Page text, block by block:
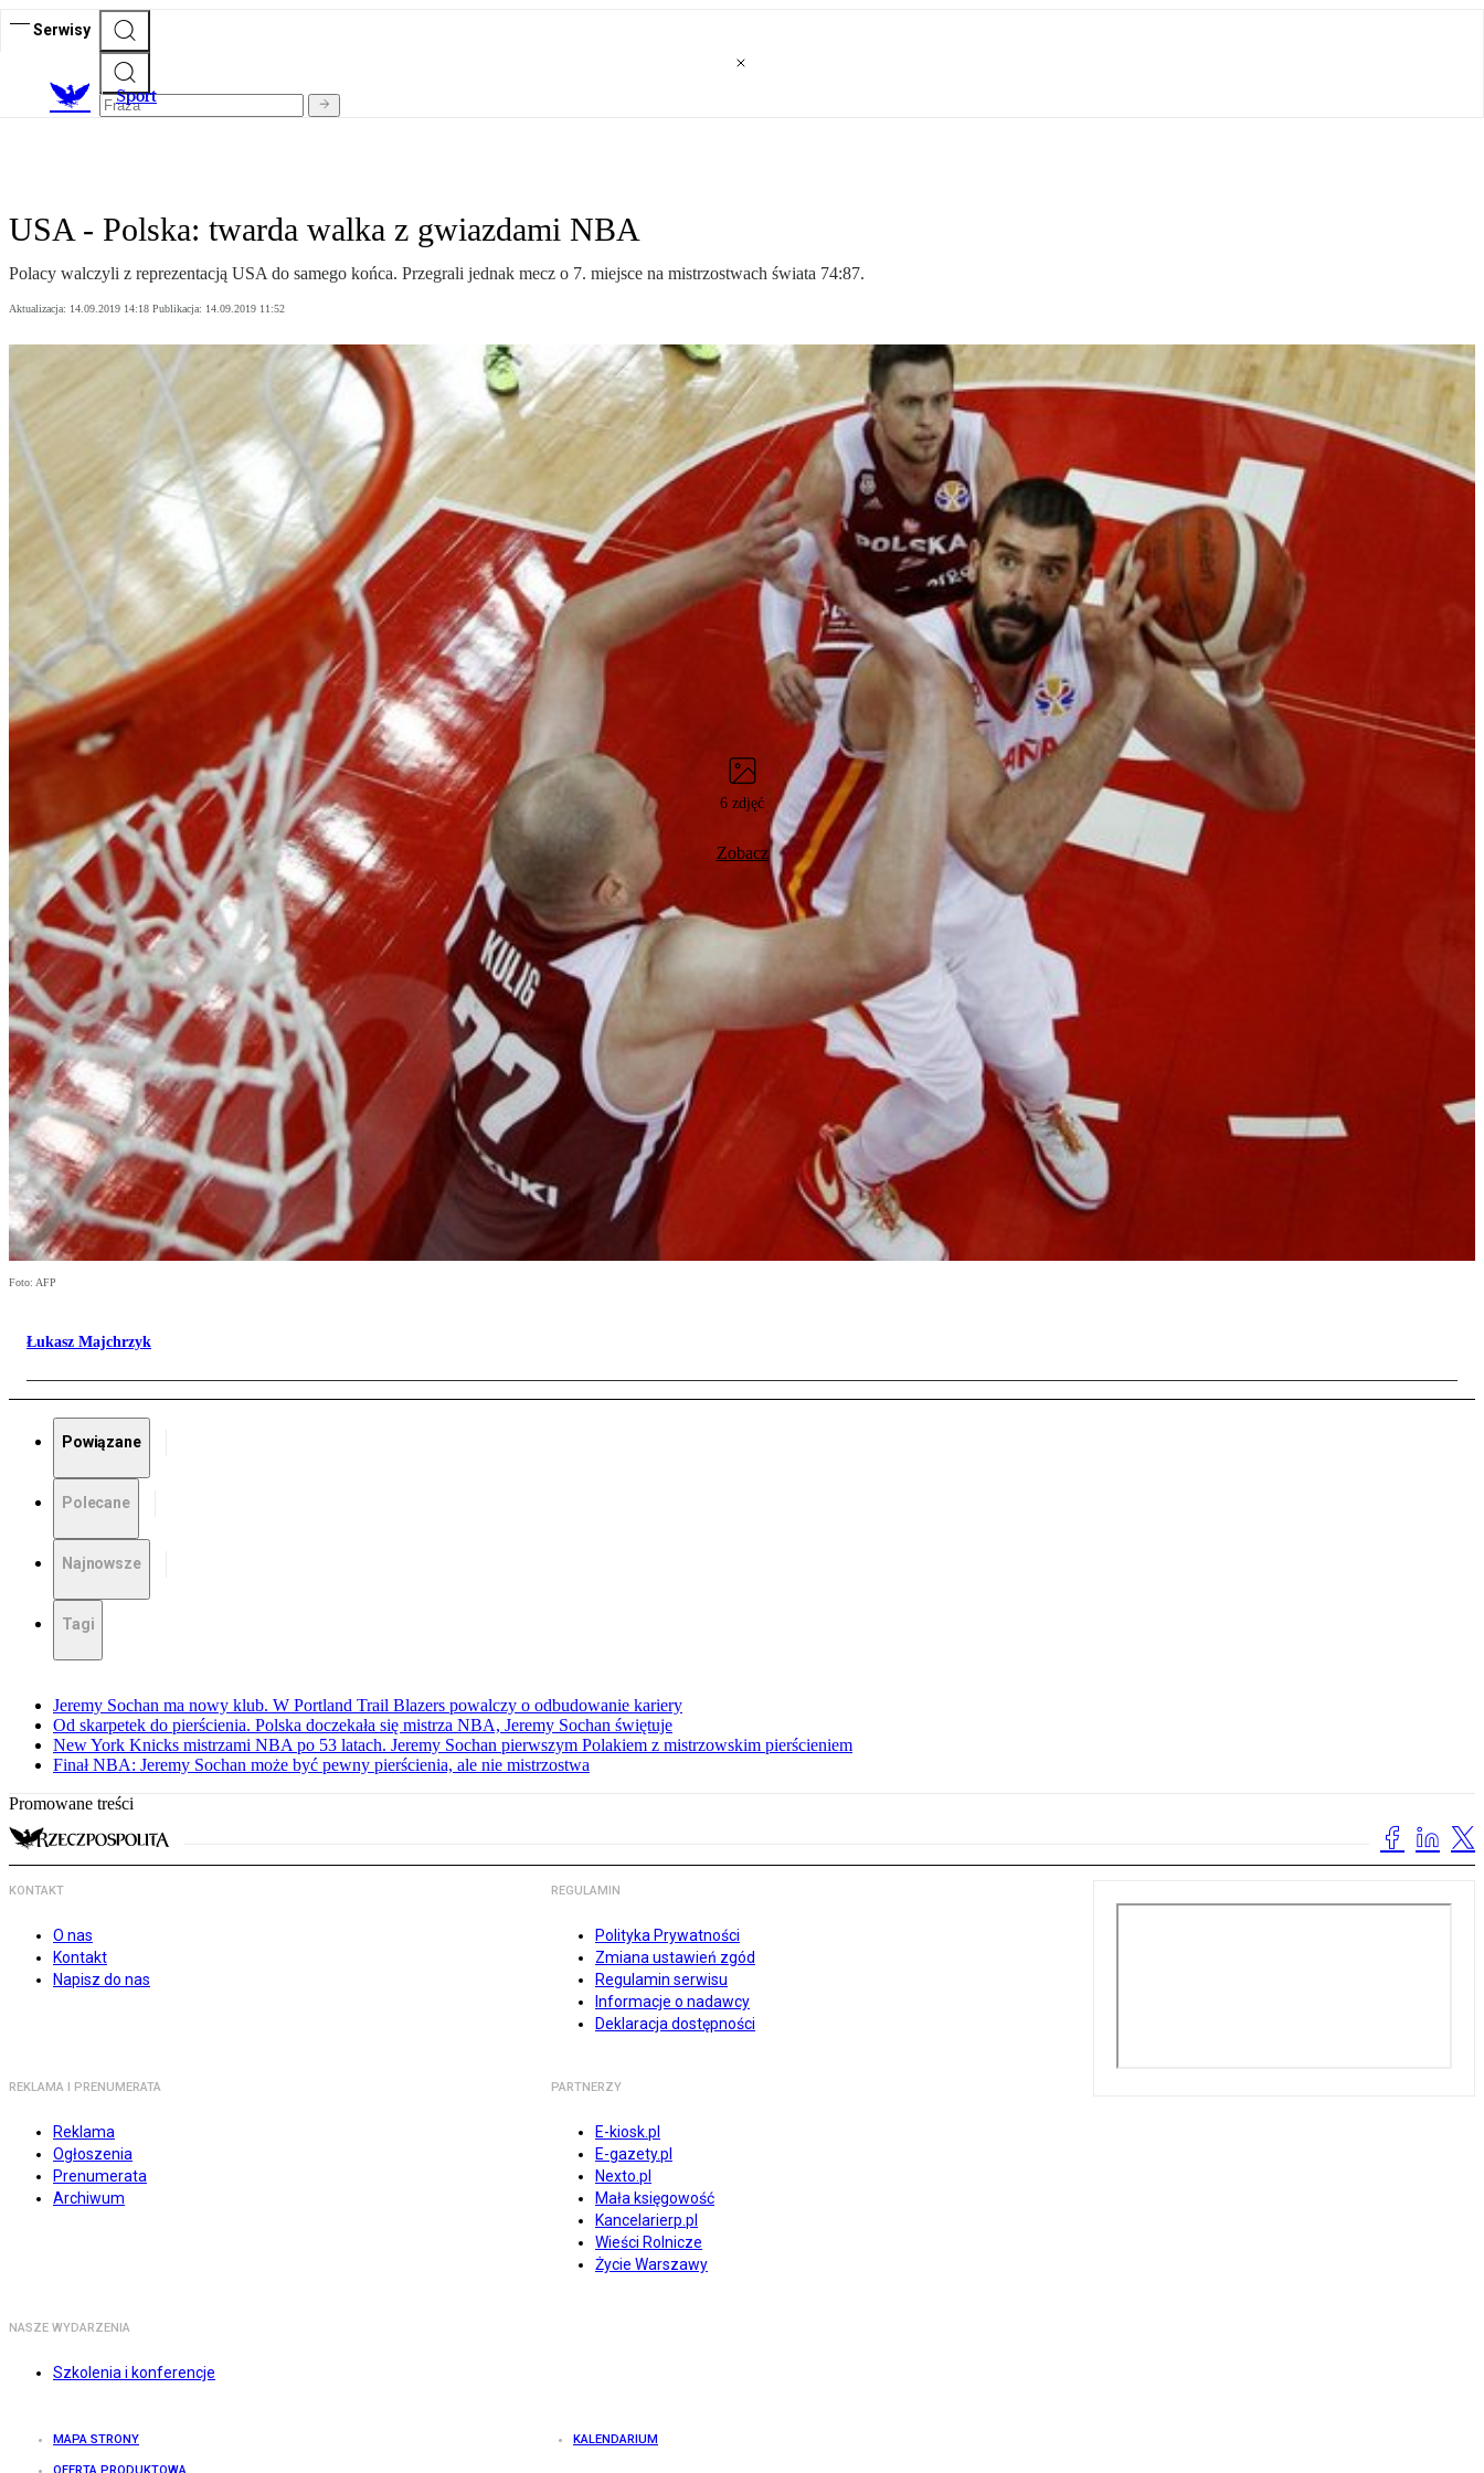
Serwisy
Sport
USA - Polska: twarda walka z gwiazdami NBA
Polacy walczyli z reprezentacją USA do samego końca. Przegrali jednak mecz o 7. miejsce na mistrzostwach świata 74:87.
Aktualizacja: 14.09.2019 14:18 Publikacja: 14.09.2019 11:52
6 zdjęć
Zobacz
Foto: AFP
Łukasz Majchrzyk
Powiązane
Polecane
Najnowsze
Tagi
Jeremy Sochan ma nowy klub. W Portland Trail Blazers powalczy o odbudowanie kariery
Od skarpetek do pierścienia. Polska doczekała się mistrza NBA, Jeremy Sochan świętuje
New York Knicks mistrzami NBA po 53 latach. Jeremy Sochan pierwszym Polakiem z mistrzowskim pierścieniem
Finał NBA: Jeremy Sochan może być pewny pierścienia, ale nie mistrzostwa
Promowane treści
KONTAKT
O nas
Kontakt
Napisz do nas
REGULAMIN
Polityka Prywatności
Zmiana ustawień zgód
Regulamin serwisu
Informacje o nadawcy
Deklaracja dostępności
REKLAMA I PRENUMERATA
Reklama
Ogłoszenia
Prenumerata
Archiwum
PARTNERZY
E-kiosk.pl
E-gazety.pl
Nexto.pl
Mała księgowość
Kancelarierp.pl
Wieści Rolnicze
Życie Warszawy
NASZE WYDARZENIA
Szkolenia i konferencje
MAPA STRONY KALENDARIUM